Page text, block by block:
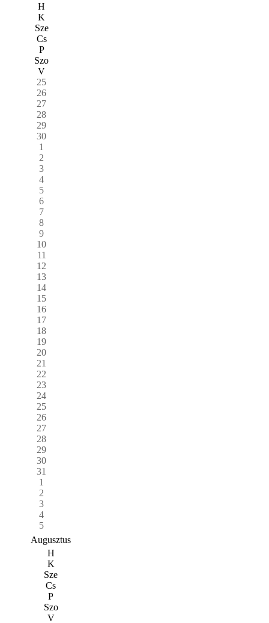
H
K
Sze
Cs
P
Szo
V
25
26
27
28
29
30
1
2
3
4
5
6
7
8
9
10
11
12
13
14
15
16
17
18
19
20
21
22
23
24
25
26
27
28
29
30
31
1
2
3
4
5
Augusztus
H
K
Sze
Cs
P
Szo
V